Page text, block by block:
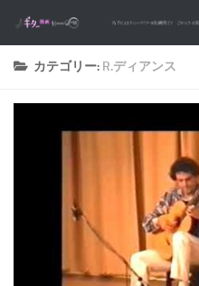
コンテンツへスキップ
カテゴリー: R.ディアンス